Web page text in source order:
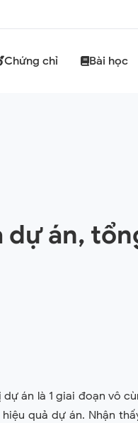
Chứng chỉ Bài học
dự án,
án là 1 giai đoạn vô
quả dự án. Nhận